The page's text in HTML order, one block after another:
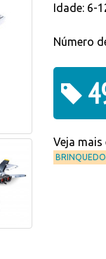
Idade: 6-
Número
Veja mais